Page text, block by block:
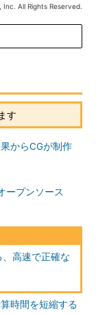
All Rights Reserved.
す
からCGが制作
ープンソース
高速で正確な
時間を短縮する